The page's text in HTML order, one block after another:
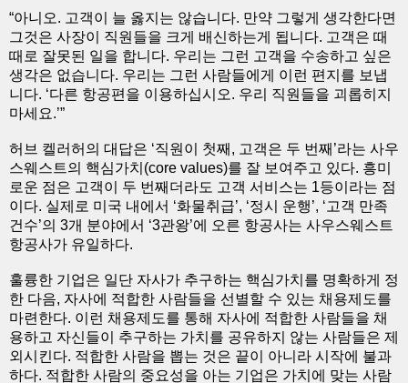
“아니오. 고객이 늘 옳지는 않습니다. 만약 그렇게 생각한다면
그것은 사장이 직원들을 크게 배신하는게 됩니다. 고객은 때
때로 잘못된 일을 합니다. 우리는 그런 고객을 수송하고 싶은
생각은 없습니다. 우리는 그런 사람들에게 이런 편지를 보냅
니다. ‘다른 항공편을 이용하십시오. 우리 직원들을 괴롭히지
마세요.’”
허브 켈러허의 대답은 ‘직원이 첫째, 고객은 두 번째’라는 사우
스웨스트의 핵심가치(core values)를 잘 보여주고 있다. 흥미
로운 점은 고객이 두 번째더라도 고객 서비스는 1등이라는 점
이다. 실제로 미국 내에서 ‘화물취급’, ‘정시 운행’, ‘고객 만족
건수’의 3개 분야에서 ‘3관왕’에 오른 항공사는 사우스웨스트
항공사가 유일하다.
훌륭한 기업은 일단 자사가 추구하는 핵심가치를 명확하게 정
한 다음, 자사에 적합한 사람들을 선별할 수 있는 채용제도를
마련한다. 이런 채용제도를 통해 자사에 적합한 사람들을 채
용하고 자신들이 추구하는 가치를 공유하지 않는 사람들은 제
외시킨다. 적합한 사람을 뽑는 것은 끝이 아니라 시작에 불과
하다. 적합한 사람의 중요성을 아는 기업은 가치에 맞는 사람